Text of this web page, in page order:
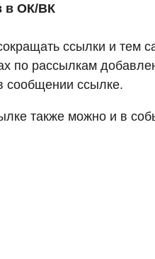
в ОК/ВК
ссылки и тем
по рассылкам
сообщении ссылке.
также можно и в